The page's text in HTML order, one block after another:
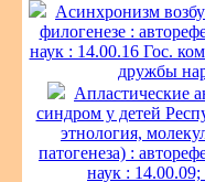
Асинхронизм
филогенезе :
наук : 14.00.16 Гос.
дружбы
Апластические
синдром у детей
этнология,
патогенеза) :
наук :